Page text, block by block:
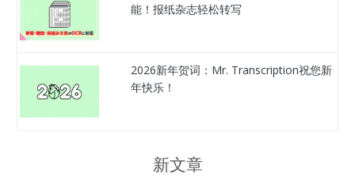
能！报纸杂志轻松转写
2026新年贺词：Mr. Transcription祝您新
年快乐！
新文章